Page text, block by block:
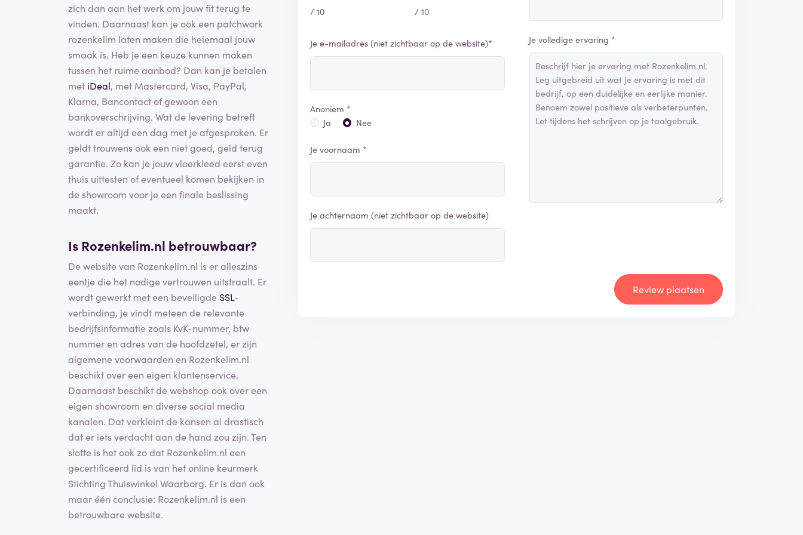
zich dan aan het werk om jouw fit terug te
vinden. Daarnaast kan je ook een patchwork
rozenkelim laten maken die helemaal jouw
smaak is. Heb je een keuze kunnen maken
tussen het ruime aanbod? Dan kan je betalen
met iDeal, met Mastercard, Visa, PayPal,
Klarna, Bancontact of gewoon een
bankoverschrijving. Wat de levering betreft
wordt er altijd een dag met je afgesproken. Er
geldt trouwens ook een niet goed, geld terug
garantie. Zo kan je jouw vloerkleed eerst even
thuis uittesten of eventueel komen bekijken in
de showroom voor je een finale beslissing
maakt.
Is Rozenkelim.nl betrouwbaar?
De website van Rozenkelim.nl is er alleszins
eentje die het nodige vertrouwen uitstraalt. Er
wordt gewerkt met een beveiligde SSL-
verbinding, je vindt meteen de relevante
bedrijfsinformatie zoals KvK-nummer, btw
nummer en adres van de hoofdzetel, er zijn
algemene voorwaarden en Rozenkelim.nl
beschikt over een eigen klantenservice.
Daarnaast beschikt de webshop ook over een
eigen showroom en diverse social media
kanalen. Dat verkleint de kansen al drastisch
dat er iets verdacht aan de hand zou zijn. Ten
slotte is het ook zo dat Rozenkelim.nl een
gecertificeerd lid is van het online keurmerk
Stichting Thuiswinkel Waarborg. Er is dan ook
maar één conclusie: Rozenkelim.nl is een
betrouwbare website.
/ 10 / 10
Je e-mailadres (niet zichtbaar op de website)*
Anoniem *
Ja
Nee
Je voornaam *
Je achternaam (niet zichtbaar op de website)
Je volledige ervaring *
Review plaatsen